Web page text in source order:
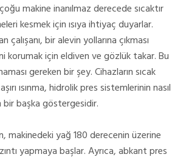
makine inanılmaz derecede sıcaktır
kesmek için ısıya ihtiyaç duyarlar.
çalışanı, bir alevin yollarına çıkması
korumak için eldiven ve gözlük takar. Bu
gereken bir şey. Cihazların sıcak
ısınma, hidrolik pres sistemlerinin nasıl
bir başka göstergesidir.
makinedeki yağ 180 derecenin üzerine
yapmaya başlar. Ayrıca, abkant pres